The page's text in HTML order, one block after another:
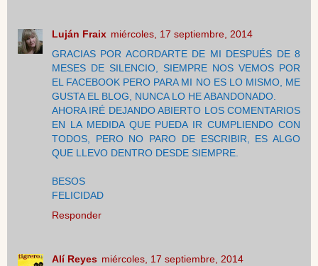
Luján Fraix miércoles, 17 septiembre, 2014
GRACIAS POR ACORDARTE DE MI DESPUÉS DE 8
MESES DE SILENCIO, SIEMPRE NOS VEMOS POR
EL FACEBOOK PERO PARA MI NO ES LO MISMO, ME
GUSTA EL BLOG, NUNCA LO HE ABANDONADO.
AHORA IRÉ DEJANDO ABIERTO LOS COMENTARIOS
EN LA MEDIDA QUE PUEDA IR CUMPLIENDO CON
TODOS, PERO NO PARO DE ESCRIBIR, ES ALGO
QUE LLEVO DENTRO DESDE SIEMPRE.
BESOS
FELICIDAD
Responder
Alí Reyes miércoles, 17 septiembre, 2014